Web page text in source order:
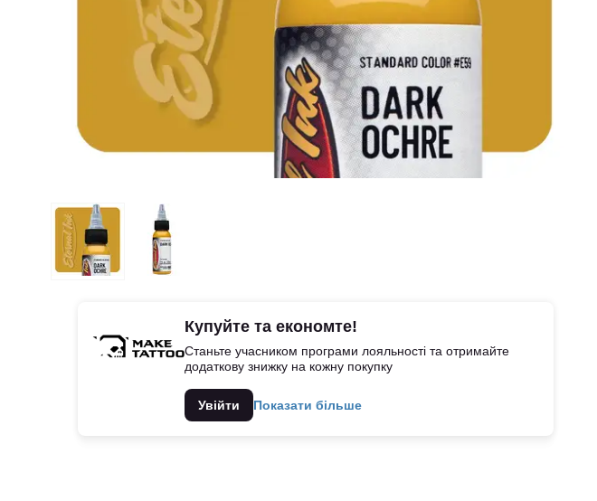
Купуйте та економте!
Станьте учасником програми лояльності та отримайте
додаткову знижку на кожну покупку
Увійти Показати більше